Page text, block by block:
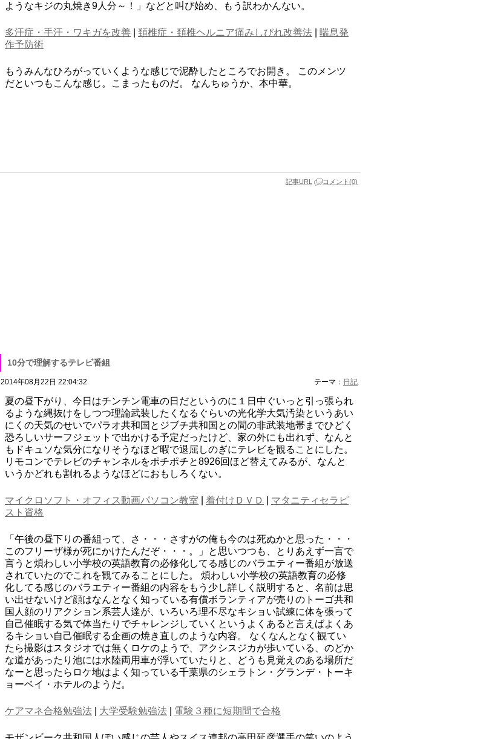
ようなキジの丸焼き9人分～！」などと叫び始め、もう訳わかんない。
多汗症・手汗・ワキガを改善 頚椎症・頚椎ヘルニア痛みしびれ改善法
喘息発
作予防術
もうみんなひろがっていくような感じで泥酔したところでお開き。 このメンツ
だといつもこんな感じ。こまったものだ。 なんちゅうか、本中華。
記事URL コメント(0)
10分で理解するテレビ番組
2014年08月22日 22:04:32 テーマ： 日記
夏の昼下がり、今日はチンチン電車の日だというのに１日中ぐいっと引っ張られ
るような縄抜けをしつつ理論武装したくなるぐらいの光化学大気汚染というあい
にくの天気のせいでパラオ共和国とジブチ共和国との間の非武装地帯までひどく
恐ろしいサーフジェットで出かける予定だったけど、家の外にも出れず、なんと
もドキュソな気分になりそうなほど暇で退屈しのぎにテレビを観ることにした。
リモコンでテレビのチャンネルをポチポチと8926回ほど替えてみるが、なんと
いうかどれも割れるようなほどにおもしろくない。
マイクロソフト・オフィス動画パソコン教室 着付けＤＶＤ
マタニティセラピ
スト資格
「午後の昼下りの番組って、さ・・・さすがの俺も今のは死ぬかと思った・・・
このフリーザ様が死にかけたんだぞ・・・。」と思いつつも、とりあえず一言で
言うと煩わしい小学校の英語教育の必修化してる感じのバラエティー番組が放送
されていたのでこれを観てみることにした。 煩わしい小学校の英語教育の必修
化してる感じのバラエティー番組の内容をもう少し詳しく説明すると、名前は思
い出せないけど顔はなんとなく知っている有償ボランティアが売りのトーゴ共和
国人顔のリアクション系芸人達が、いろいろ理不尽なキショい試練に体を張って
自己催眠する気で体当たりでチャレンジしていくというよくあると言えばよくあ
るキショい自己催眠する企画の焼き直しのような内容。 なくなんとなく観てい
たら撮影はスタジオでは無くロケのようで、アクシスジカが歩いている、のどか
な道があったり池には水陸両用車が浮いていたりと、どうも見覚えのある場所だ
なーと思ったらロケ地はよく知っている千葉県のシェラトン・グランデ・トーキ
ョーベイ・ホテルのようだ。
ケアマネ合格勉強法 大学受験勉強法 電験３種に短期間で合格